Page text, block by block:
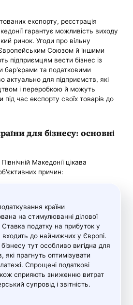
експорту, реєстрація
гарантує можливість виходу
ринок. Угоди про вільну
Європейським Союзом й іншими
підприємцям вести бізнес із
бар'єрами та податковими
актуально для підприємств, які
і переробкою й можуть
під час експорту своїх товарів до
для бізнесу: основні
Македонії цікава
причин:
країни
на стимулюванні ділової
Ставка податку на прибуток у
входить до найнижчих у Європі.
тут особливо вигідна для
які прагнуть оптимізувати
Спрощені податкові
сприяють зниженню витрат
супровід і звітність.